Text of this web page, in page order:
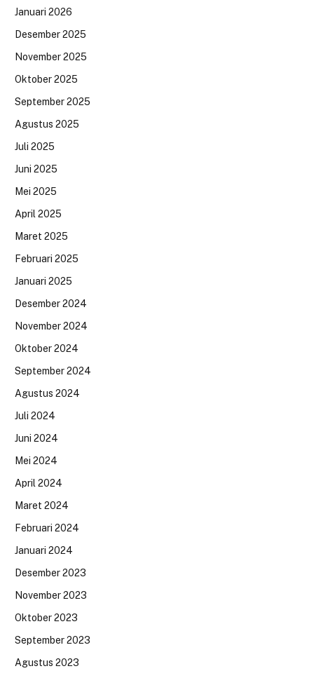
Januari 2026
Desember 2025
November 2025
Oktober 2025
September 2025
Agustus 2025
Juli 2025
Juni 2025
Mei 2025
April 2025
Maret 2025
Februari 2025
Januari 2025
Desember 2024
November 2024
Oktober 2024
September 2024
Agustus 2024
Juli 2024
Juni 2024
Mei 2024
April 2024
Maret 2024
Februari 2024
Januari 2024
Desember 2023
November 2023
Oktober 2023
September 2023
Agustus 2023